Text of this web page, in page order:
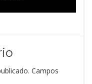
Campos